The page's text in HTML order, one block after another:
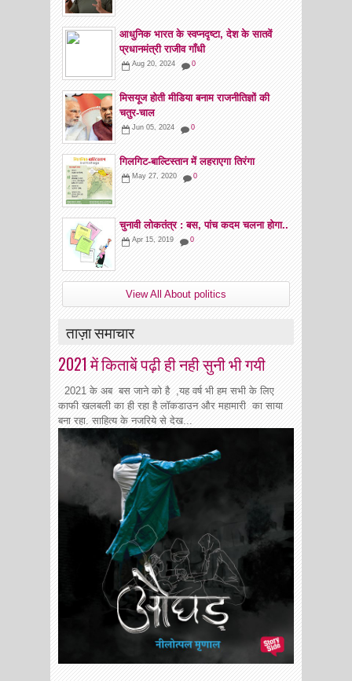
आधुनिक भारत के स्वप्नदृष्टा, देश के सातवें
प्रधानमंत्री राजीव गाँधी
Aug 20, 2024 0
मिसयूज होती मीडिया बनाम राजनीतिज्ञों की
चतुर-चाल
Jun 05, 2024 0
गिलगिट-बाल्टिस्तान में लहराएगा तिरंगा
May 27, 2020 0
चुनावी लोकतंत्र : बस, पांच कदम चलना होगा..
Apr 15, 2019 0
View All About politics
ताज़ा समाचार
2021 में किताबें पढ़ी ही नही सुनी भी गयी
2021 के अब बस जाने को है ,यह वर्ष भी हम सभी के लिए
काफी खलबली का ही रहा है लॉकडाउन और महामारी का साया
बना रहा. साहित्य के नजरिये से देख...